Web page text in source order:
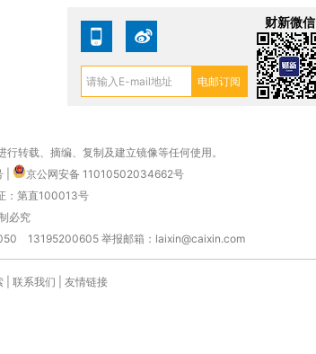
财新微信
转载、摘编、复制及建立镜像等任何使用。
京公网安备 11010502034662号
：第直100013号
必究
13195200605 举报邮箱：laixin@caixin.com
联系我们 友情链接